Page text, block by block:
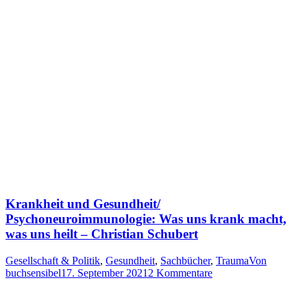
Krankheit und Gesundheit/
Psychoneuroimmunologie: Was uns krank macht,
was uns heilt – Christian Schubert
Gesellschaft & Politik, Gesundheit, Sachbücher, TraumaVon
buchsensibel17. September 2021 2 Kommentare